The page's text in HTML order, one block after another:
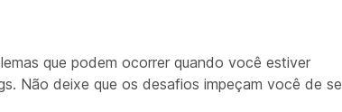
que podem ocorrer quando você estiver
Não deixe que os desafios impeçam você de se